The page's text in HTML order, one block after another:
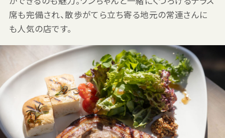
席も完備され、散歩がてら立ち寄る地元の常連さんに
も人気の店です。